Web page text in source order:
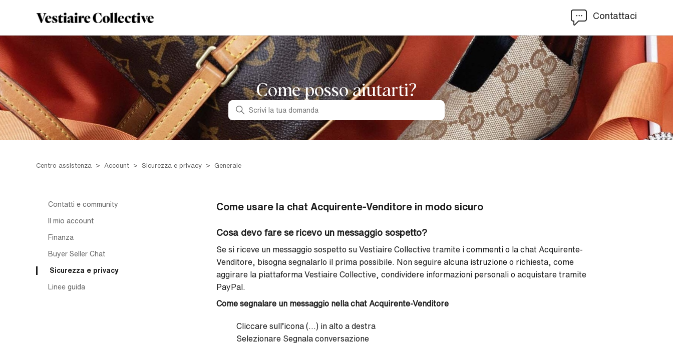
Contattaci
Come posso aiutarti?
Ricerca
Centro assistenza Account Sicurezza e privacy Generale
Contatti e community
Il mio account
Finanza
Buyer Seller Chat
Sicurezza e privacy
Linee guida
Come usare la chat Acquirente-Venditore in modo sicuro
Cosa devo fare se ricevo un messaggio sospetto?
Se si riceve un messaggio sospetto su Vestiaire Collective tramite i commenti o la chat Acquirente-
Venditore, bisogna segnalarlo il prima possibile. Non seguire alcuna istruzione o richiesta, come
aggirare la piattaforma Vestiaire Collective, condividere informazioni personali o acquistare tramite
PayPal.
Come segnalare un messaggio nella chat Acquirente-Venditore
Cliccare sull’icona (...) in alto a destra
Selezionare Segnala conversazione